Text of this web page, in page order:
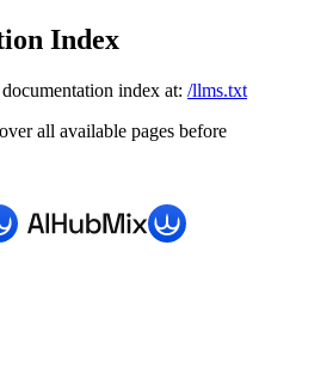
Index
index at: /llms.txt
all available pages before